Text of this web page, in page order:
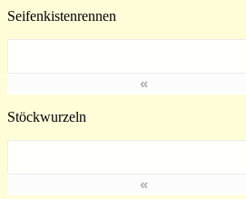
Seifenkistenrennen
«
Stöckwurzeln
«